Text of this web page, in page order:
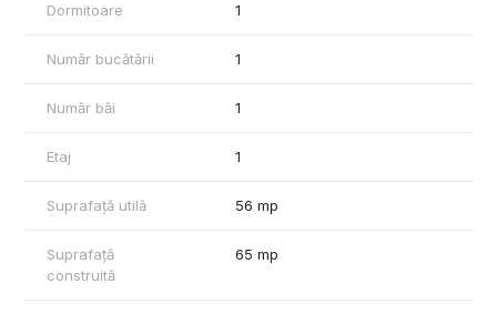
Dormitoare 1
Număr bucătării 1
Număr băi 1
Etaj 1
Suprafață utilă 56 mp
Suprafață
construită
65 mp